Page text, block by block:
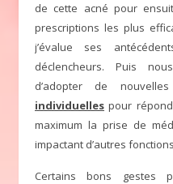
de cette acné pour
prescriptions les plus
j’évalue ses
déclencheurs. Puis
d’adopter de
individuelles pour
maximum la prise de
impactant d’autres
Certains bons gestes